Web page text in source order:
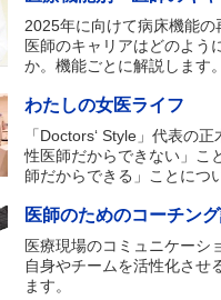
2025年に向けて病床機能の
医師のキャリアはどのよう
か。機能ごとに解説します。
わたしの女医ライフ
「Doctors‘ Style」代表の
性医師だからできない」こ
師だからできる」ことにつ
医師のためのコーチン
医療現場のコミュニケーシ
自身やチームを活性化させ
ます。